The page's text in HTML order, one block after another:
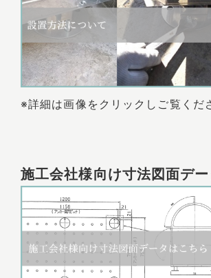
※詳細は画像をクリックしご覧くだ
施工会社様向け寸法図面デ